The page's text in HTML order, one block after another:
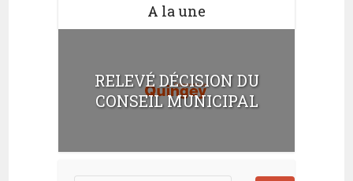
A la une
RELEVÉ DÉCISION DU
CONSEIL MUNICIPAL